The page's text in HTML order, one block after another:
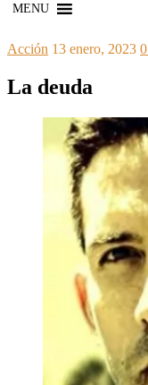
MENU
Acción 13 enero, 2023 0
La deuda